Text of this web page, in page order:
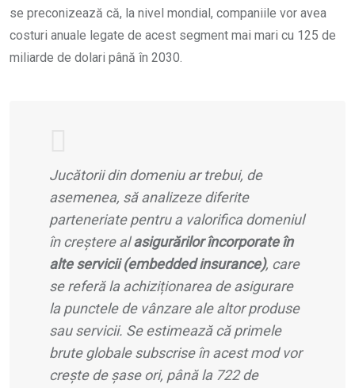
se preconizează că, la nivel mondial, companiile vor avea
costuri anuale legate de acest segment mai mari cu 125 de
miliarde de dolari până în 2030.
Jucătorii din domeniu ar trebui, de
asemenea, să analizeze diferite
parteneriate pentru a valorifica domeniul
în creștere alasigurărilor încorporate în
alte servicii (embedded insurance), care
se referă la achiziționarea de asigurare
la punctele de vânzare ale altor produse
sau servicii. Se estimează că primele
brute globale subscrise în acest mod vor
crește de șase ori, până la 722 de